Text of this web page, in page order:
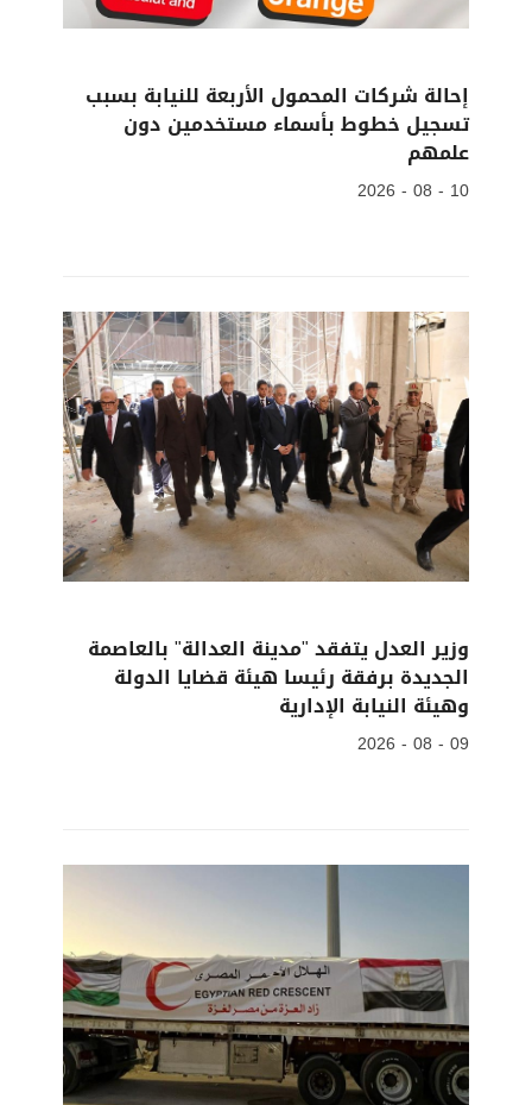
إحالة شركات المحمول الأربعة للنيابة بسبب
تسجيل خطوط بأسماء مستخدمين دون
علمهم
10 - 08 - 2026
وزير العدل يتفقد "مدينة العدالة" بالعاصمة
الجديدة برفقة رئيسا هيئة قضايا الدولة
وهيئة النيابة الإدارية
09 - 08 - 2026